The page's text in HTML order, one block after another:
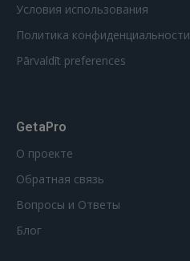
Условия использования
Политика конфиденциальности
Pārvaldīt preferences
GetaPro
О проекте
Обратная связь
Вопросы и Ответы
Блог